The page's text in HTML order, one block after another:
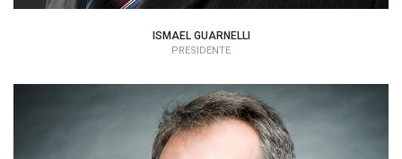
ISMAEL GUARNELLI
PRESIDENTE